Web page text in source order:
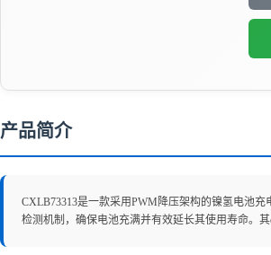
产品简介
CXLB73313是一款采用PWM降压架构的镍氢电池
检测机制，确保电池充满并有效延长其使用寿命。